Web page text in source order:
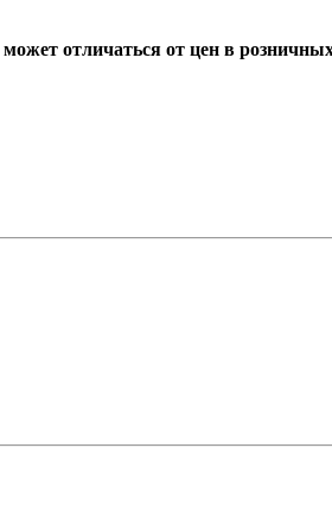
отличаться от цен в